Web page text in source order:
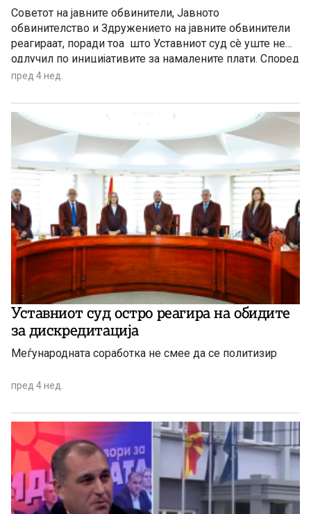
Советот на јавните обвинители, Јавното
обвинителство и Здружението на јавните обвинители
реагираат, поради тоа што Уставниот суд сè уште не
одлучил по иницијативите за намалените плати. Според
нив, „ваквата состојба создава нееднаков третман
самостојноста на Обвинителството“.
пред 4 нед.
Уставниот суд остро реагира на обидите
за дискредитација
Меѓународната соработка не смее да се политизир
пред 4 нед.